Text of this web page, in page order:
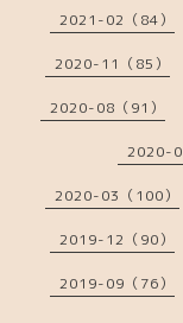
2021-02（84）
2020-11（85）
2020-08（91）
2020-
2020-03（100）
2019-12（90）
2019-09（76）